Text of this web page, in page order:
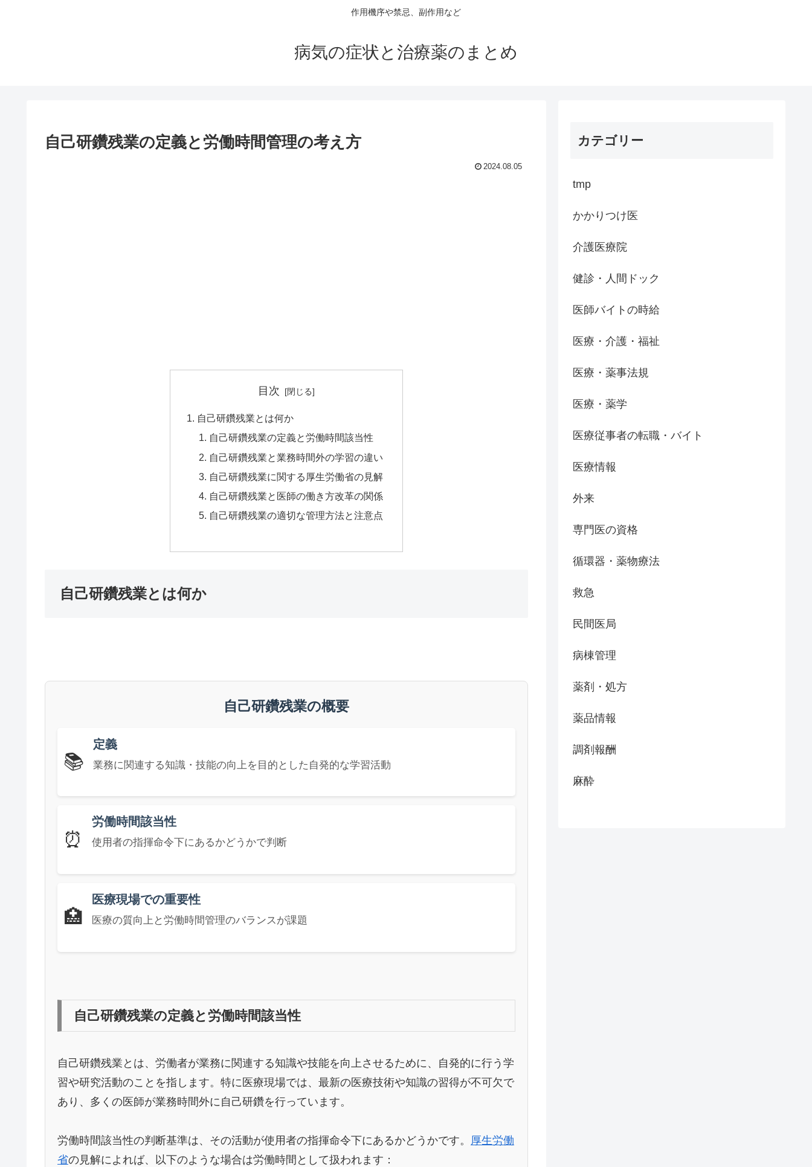
作用機序や禁忌、副作用など
病気の症状と治療薬のまとめ
自己研鑽残業の定義と労働時間管理の考え方
2024.08.05
目次
自己研鑽残業とは何か
自己研鑽残業の定義と労働時間該当性
自己研鑽残業と業務時間外の学習の違い
自己研鑽残業に関する厚生労働省の見解
自己研鑽残業と医師の働き方改革の関係
自己研鑽残業の適切な管理方法と注意点
自己研鑽残業とは何か
自己研鑽残業の概要
📚
定義
業務に関連する知識・技能の向上を目的とした自発的な学習活動
⏰
労働時間該当性
使用者の指揮命令下にあるかどうかで判断
🏥
医療現場での重要性
医療の質向上と労働時間管理のバランスが課題
自己研鑽残業の定義と労働時間該当性
自己研鑽残業とは、労働者が業務に関連する知識や技能を向上させるために、自発的に行う学
習や研究活動のことを指します。特に医療現場では、最新の医療技術や知識の習得が不可欠で
あり、多くの医師が業務時間外に自己研鑽を行っています。
労働時間該当性の判断基準は、その活動が使用者の指揮命令下にあるかどうかです。 厚生労働
省の見解によれば、以下のような場合は労働時間として扱われます：
カテゴリー
tmp
かかりつけ医
介護医療院
健診・人間ドック
医師バイトの時給
医療・介護・福祉
医療・薬事法規
医療・薬学
医療従事者の転職・バイト
医療情報
外来
専門医の資格
循環器・薬物療法
救急
民間医局
病棟管理
薬剤・処方
薬品情報
調剤報酬
麻酔